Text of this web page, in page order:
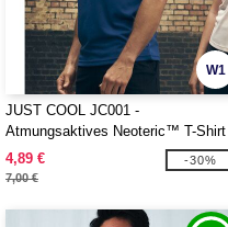
W1
JUST COOL JC001 -
Atmungsaktives Neoteric™ T-Shirt
4,89 €
7,00 €
-30%